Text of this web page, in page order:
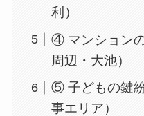
利）
④ マンション
周辺・大池）
⑤ 子どもの鍵
事エリア）